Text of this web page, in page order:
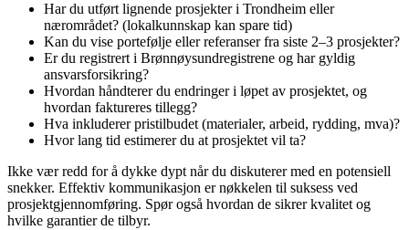
Har du utført lignende prosjekter i Trondheim eller
nærområdet? (lokalkunnskap kan spare tid)
Kan du vise portefølje eller referanser fra siste 2–3 prosjekter?
Er du registrert i Brønnøysundregistrene og har gyldig
ansvarsforsikring?
Hvordan håndterer du endringer i løpet av prosjektet, og
hvordan faktureres tillegg?
Hva inkluderer pristilbudet (materialer, arbeid, rydding, mva)?
Hvor lang tid estimerer du at prosjektet vil ta?
Ikke vær redd for å dykke dypt når du diskuterer med en potensiell
snekker. Effektiv kommunikasjon er nøkkelen til suksess ved
prosjektgjennomføring. Spør også hvordan de sikrer kvalitet og
hvilke garantier de tilbyr.